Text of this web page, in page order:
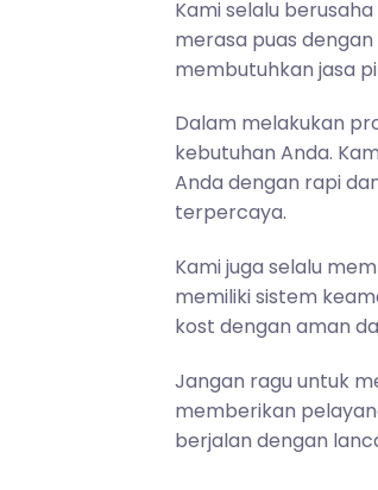
Kami selalu
merasa puas
membutuhkan jasa
Dalam melakukan
kebutuhan Anda.
Anda dengan rapi
terpercaya.
Kami juga selalu
memiliki sistem
kost dengan aman
Jangan ragu untuk
memberikan
berjalan dengan